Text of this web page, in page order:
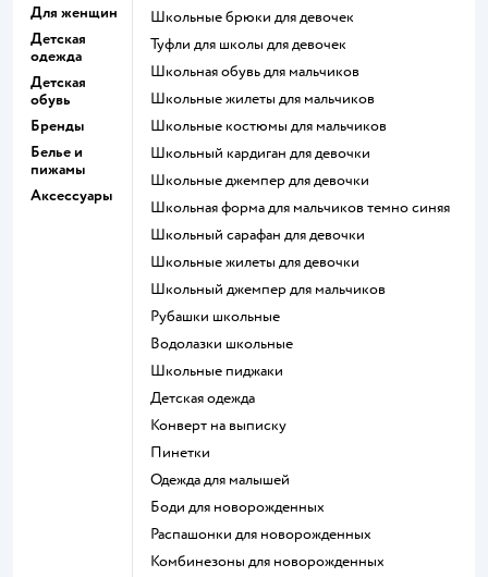
Для женщин
Детская
одежда
Детская
обувь
Бренды
Белье и
пижамы
Аксессуары
Школьные брюки для девочек
Туфли для школы для девочек
Школьная обувь для мальчиков
Школьные жилеты для мальчиков
Школьные костюмы для мальчиков
Школьный кардиган для девочки
Школьные джемпер для девочки
Школьная форма для мальчиков темно синяя
Школьный сарафан для девочки
Школьные жилеты для девочки
Школьный джемпер для мальчиков
Рубашки школьные
Водолазки школьные
Школьные пиджаки
Детская одежда
Конверт на выписку
Пинетки
Одежда для малышей
Боди для новорожденных
Распашонки для новорожденных
Комбинезоны для новорожденных